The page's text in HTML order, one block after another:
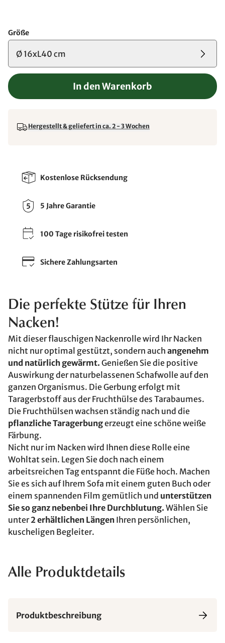
Größe
Ø 16xL40 cm
In den Warenkorb
Hergestellt & geliefert in ca. 2 - 3 Wochen
Kostenlose Rücksendung
5 Jahre Garantie
100 Tage risikofrei testen
Sichere Zahlungsarten
Die perfekte Stütze für Ihren
Nacken!
Mit dieser flauschigen Nackenrolle wird Ihr Nacken
nicht nur optimal gestützt, sondern auch angenehm
und natürlich gewärmt. Genießen Sie die positive
Auswirkung der naturbelassenen Schafwolle auf den
ganzen Organismus. Die Gerbung erfolgt mit
Taragerbstoff aus der Fruchthülse des Tarabaumes.
Die Fruchthülsen wachsen ständig nach und die
pflanzliche Taragerbungerzeugt eine schöne weiße
Färbung.
Nicht nur im Nacken wird Ihnen diese Rolle eine
Wohltat sein. Legen Sie doch nach einem
arbeitsreichen Tag entspannt die Füße hoch. Machen
Sie es sich auf Ihrem Sofa mit einem guten Buch oder
einem spannenden Film gemütlich und unterstützen
Sie so ganz nebenbei Ihre Durchblutung. Wählen Sie
unter2 erhältlichen Längen Ihren persönlichen,
kuscheligen Begleiter.
Alle Produktdetails
Produktbeschreibung